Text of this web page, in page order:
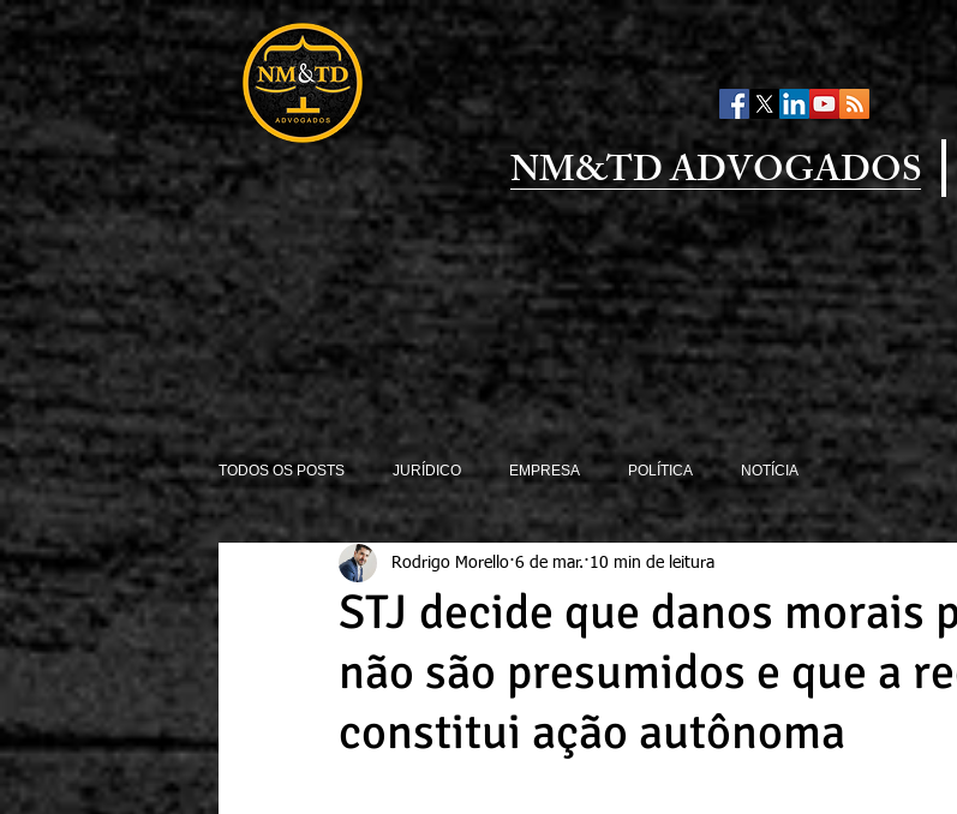
NM&TD ADVOGADOS
TODOS OS POSTS JURÍDICO EMPRESA POLÍTICA NOTÍCIA
STJ decide que danos morais
não são presumidos e que a
constitui ação autônoma
Rodrigo Morello 6 de mar. 10 min de leitura